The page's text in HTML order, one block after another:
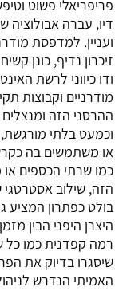
פריפריאלי פשוט
דיו, עברה
ועניין. למדפסת
זיכרון נדיף, כונן
ודו כיווני לרשת
מודרניים וקבוצות
ההרסני הזה
וכמעט בלתי
או משתמשים בה
כמו שרתי הכספים או
הזה, שילוב
בולט כפתרון המציע
היצרן היפני הבין
רמה קפדנית כמו כל
שיסגרו בדיוק את
האמיתי הנדרש